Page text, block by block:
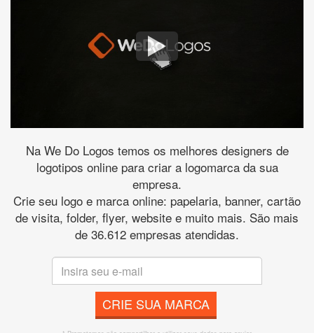
Na We Do Logos temos os melhores designers de
logotipos online para criar a logomarca da sua
empresa.
Crie seu logo e marca online: papelaria, banner, cartão
de visita, folder, flyer, website e muito mais. São mais
de 36.612 empresas atendidas.
CRIE SUA MARCA